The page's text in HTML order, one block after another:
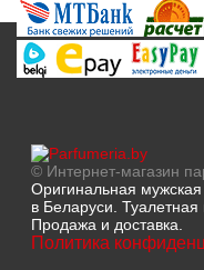
© Интернет-магазин
Оригинальная
в Беларуси.
Продажа и доставка.
Политика